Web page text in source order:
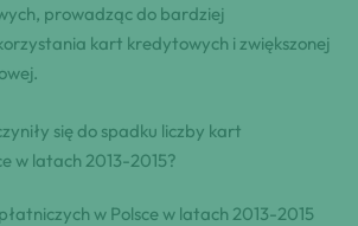
prowadząc do bardziej
kart kredytowych i zwiększonej
się do spadku liczby kart
w latach 2013-2015?
w Polsce w latach 2013-2015